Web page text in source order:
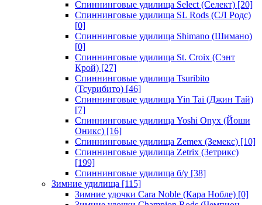
Спиннинговые удилища Select (Селект) [20]
Спиннинговые удилища SL Rods (СЛ Родс)
[0]
Спиннинговые удилища Shimano (Шимано)
[0]
Спиннинговые удилища St. Croix (Сэнт
Крой) [27]
Спиннинговые удилища Tsuribito
(Тсурибито) [46]
Спиннинговые удилища Yin Tai (Джин Тай)
[7]
Спиннинговые удилища Yoshi Onyx (Йоши
Оникс) [16]
Спиннинговые удилища Zemex (Земекс) [10]
Спиннинговые удилища Zetrix (Зетрикс)
[199]
Спиннинговые удилища б/у [38]
Зимние удилища [115]
Зимние удочки Cara Noble (Кара Нобле) [0]